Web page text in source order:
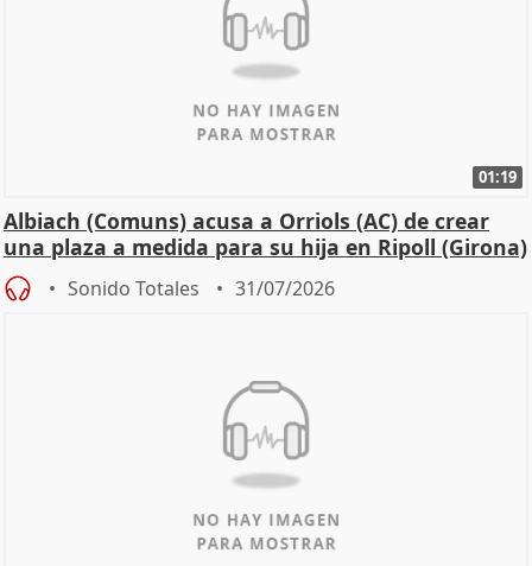
01:19
Albiach (Comuns) acusa a Orriols (AC) de crear
una plaza a medida para su hija en Ripoll (Girona)
Sonido Totales 31/07/2026